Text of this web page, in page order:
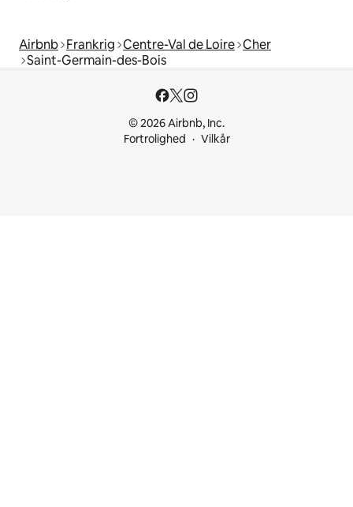
Airbnb Frankrig Centre-Val de Loire Cher
Saint-Germain-des-Bois
© 2026 Airbnb, Inc.
Fortrolighed
Vilkår